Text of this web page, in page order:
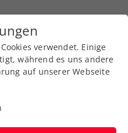
und
verwendet. Einige
während es uns andere
auf unserer Webseite